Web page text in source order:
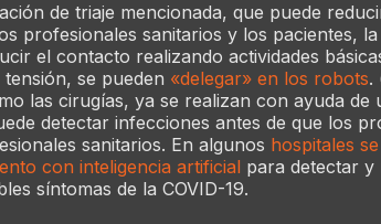
de triaje mencionada, que puede
profesionales sanitarios y los pacientes,
el contacto realizando actividades
se pueden «delegar» en los robots.
las cirugías, ya se realizan con ayuda de
detectar infecciones antes de que los
sanitarios. En algunos hospitales
con inteligencia artificial para detectar y
síntomas de la COVID-19.